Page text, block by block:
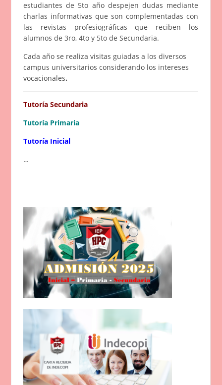
estudiantes de 5to año despejen dudas mediante
charlas informativas que son complementadas con
las revistas profesiográficas que reciben los
alumnos de 3ro, 4to y 5to de Secundaria.
Cada año se realiza visitas guiadas a los diversos
campus universitarios considerando los intereses
vocacionales.
Tutoría Secundaria
Tutoría Primaria
Tutoría Inicial
…